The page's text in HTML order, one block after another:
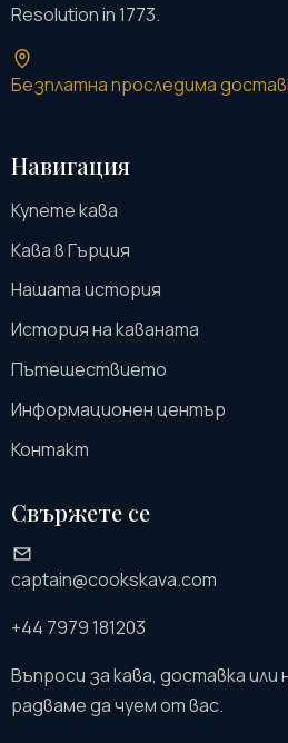
Resolution in 1773.
Безплатна проследима
Навигация
Купете кава
Кава в Гърция
Нашата история
История на каваната
Пътешествието
Информационен център
Контакт
Свържете се
captain@cookskava.com
+44 7979 181203
Въпроси за кава, доставка
радваме да чуем от вас.